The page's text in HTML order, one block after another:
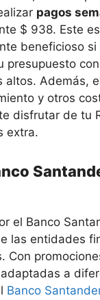
pagos
$ 938. Este
beneficioso
presupuesto
altos. Además,
y otros
disfrutar de tu
extra.
el Banco
las entidades
Con
a
Banco